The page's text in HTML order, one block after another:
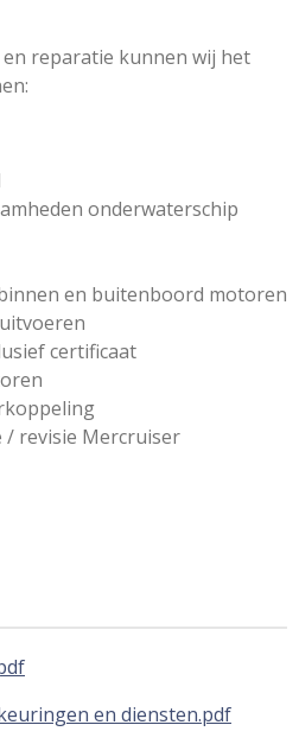
reparatie kunnen wij het
onderwaterschip
en buitenboord motoren
certificaat
revisie Mercruiser
en diensten.pdf